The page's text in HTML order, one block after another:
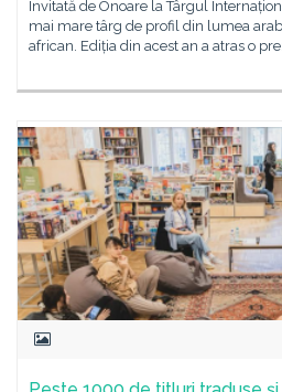
Invitată de Onoare la Târgul
mai mare târg de profil din lumea
african. Ediția din acest an a atras o